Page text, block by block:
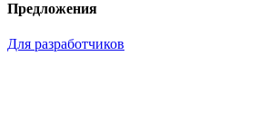
Предложения
Для разработчиков